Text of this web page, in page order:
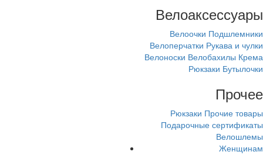
Велоаксессуары
Велоочки Подшлемники
Велоперчатки Рукава и чулки
Велоноски Велобахилы Крема
Рюкзаки Бутылочки
Прочее
Рюкзаки Прочие товары
Подарочные сертификаты
Велошлемы
Женщинам